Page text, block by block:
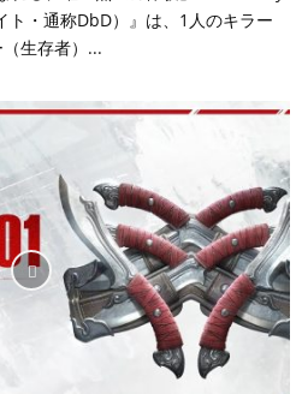
・通称DbD）』は、1人のキラー
（生存者）...